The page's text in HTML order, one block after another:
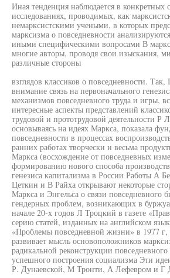
Иная тенденция наблюдается в конкретных
исследованиях, проводимых, как
немарксистскими учеными, в которых
марксизма о повседневности
иными специфическими вопросами В
многие авторы, проводя свои изыскания,
различные стороны
взглядов классиков о повседневности.
внимание связь на первоначального
механизмов повседневного труда и игры,
интересные аспекты представлений
трудовой и прототрудовой деятельности Р
основываясь на идеях Маркса, показала
повседневности в процессах
ранних работах творчески и весьма
Маркса (восхождение от повседневных
формированию нового способа
генезиса капитализма в России Работы А
Цеткин и В Райха открывают некоторые
Маркса и Энгельса о связи повседневного
гендерных проблем, возникающих в
начале 20-х годов Л Троцкий в газете
серию статей, изданных на английском
«Проблемы повседневной жизни» в 1977 г,
развивает мысль основоположников
радикальной реконструкции
успешного построения социализма Эти
Р. Дунаевской, М Тронти, А Лефевром и Г